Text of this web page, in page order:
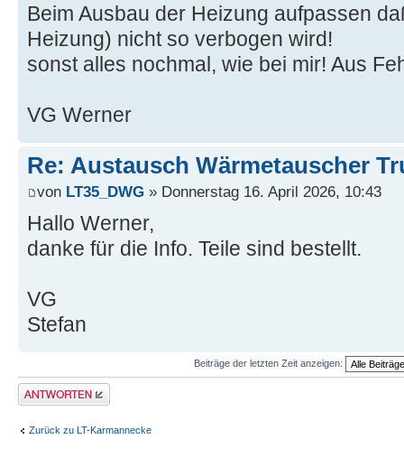
Beim Ausbau der Heizung aufpassen
Heizung) nicht so verbogen wird!
sonst alles nochmal, wie bei mir! Aus
VG Werner
Re: Austausch Wärmetauscher
von LT35_DWG » Donnerstag 16. April 2026, 10:43
Hallo Werner,
danke für die Info. Teile sind bestellt.
VG
Stefan
Beiträge der letzten Zeit anzeigen:
Antwort erstellen
Zurück zu LT-Karmannecke